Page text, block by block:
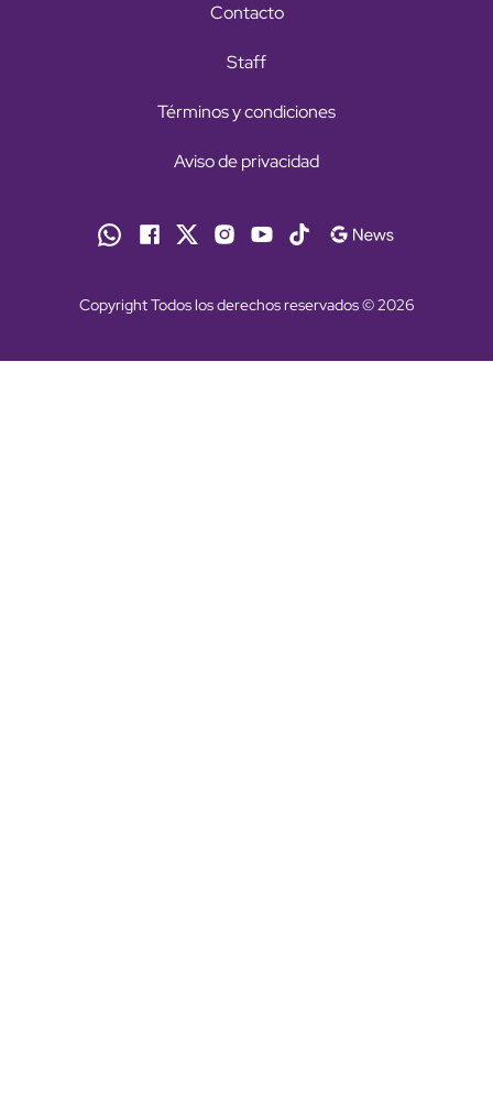
Contacto
Staff
Términos y condiciones
Aviso de privacidad
Copyright Todos los derechos reservados © 2026